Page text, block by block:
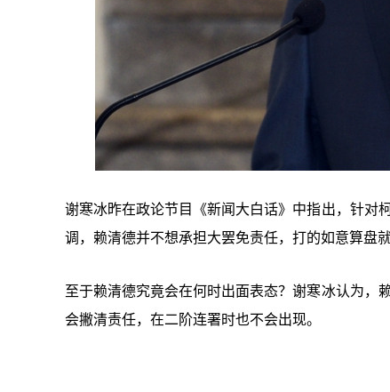
谢寒冰昨在政论节目《新闻大白话》中指出，针对
调，赖清德并不想承担大罢免责任，打的如意算盘
至于赖清德究竟会在何时出面表态？谢寒冰认为，
会撇清责任，在二阶连署时也不会出现。